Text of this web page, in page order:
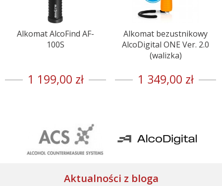
Alkomat AlcoFind AF-
100S
1 199,00 zł
Alkomat bezustnikowy
AlcoDigital ONE Ver. 2.0
(walizka)
1 349,00 zł
Aktualności z bloga